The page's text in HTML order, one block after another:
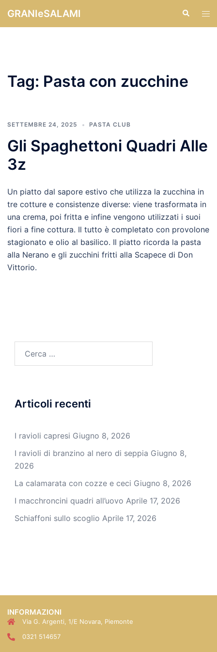
GRANIeSALAMI Cerca
Tag: Pasta con zucchine
SETTEMBRE 24, 2025 PASTA CLUB
Gli Spaghettoni Quadri Alle
3z
Un piatto dal sapore estivo che utilizza la zucchina in
tre cotture e consistenze diverse: viene trasformata in
una crema, poi fritta e infine vengono utilizzati i suoi
fiori a fine cottura. Il tutto è completato con provolone
stagionato e olio al basilico. Il piatto ricorda la pasta
alla Nerano e gli zucchini fritti alla Scapece di Don
Vittorio.
Articoli recenti
I ravioli capresi Giugno 8, 2026
I ravioli di branzino al nero di seppia Giugno 8,
2026
La calamarata con cozze e ceci Giugno 8, 2026
I macchroncini quadri all’uovo Aprile 17, 2026
Schiaffoni sullo scoglio Aprile 17, 2026
INFORMAZIONI
Via G. Argenti, 1/E Novara, Piemonte
0321 514657